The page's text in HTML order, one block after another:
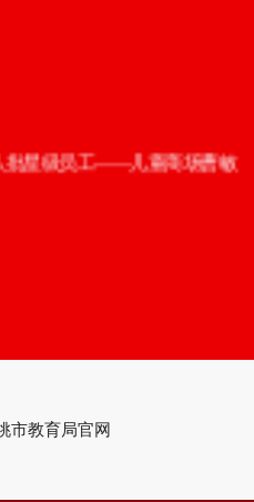
儿童商场曹敏 仙商第十
市教育局官网